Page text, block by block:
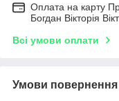
Оплата на карту
Богдан Вікторія
Всі умови оплати
Умови повернення